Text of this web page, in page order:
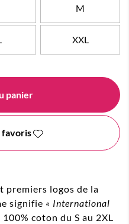
M
XXL
panier
favoris
premiers logos de la
signifie « International
coton du S au 2XL